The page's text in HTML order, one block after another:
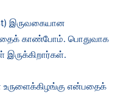
இருவகையான
காண்போம். பொதுவாக
என்பதைக்